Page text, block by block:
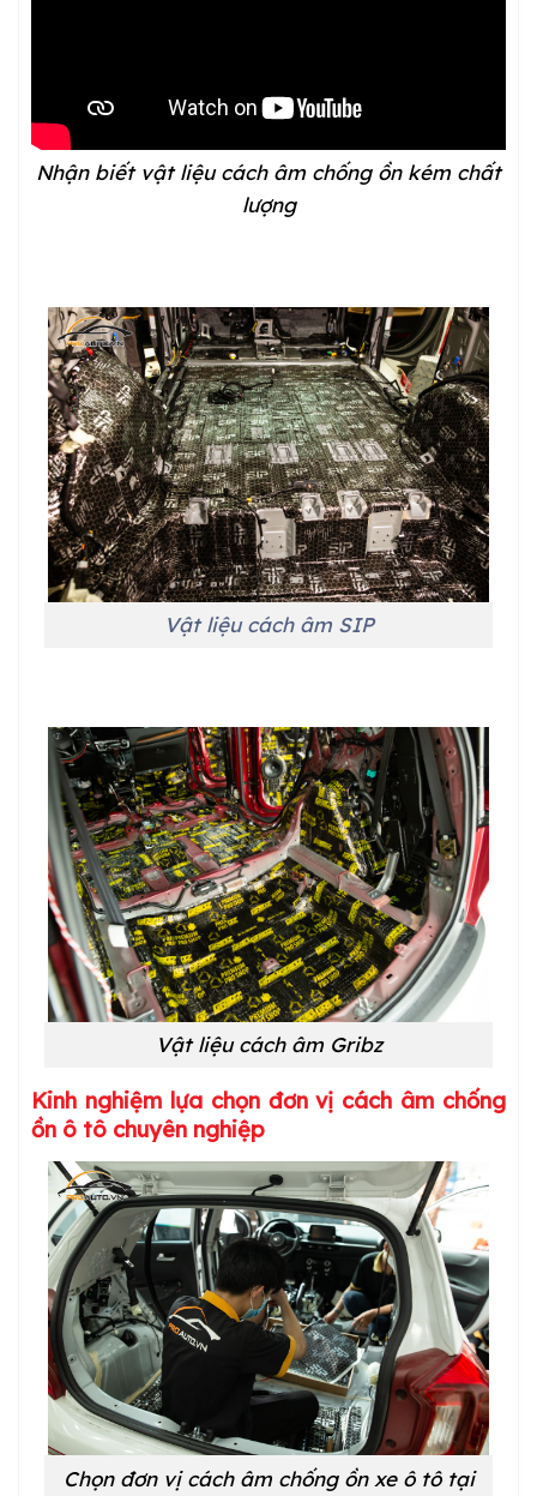
Nhận biết vật liệu cách âm chống ồn kém chất
lượng
Vật liệu cách âm SIP
Vật liệu cách âm Gribz
Kinh nghiệm lựa chọn đơn vị cách âm chống
ồn ô tô chuyên nghiệp
Chọn đơn vị cách âm chống ồn xe ô tô tại